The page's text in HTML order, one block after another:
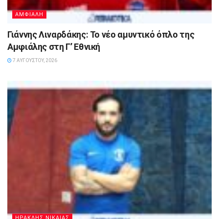
ΑΜΦΙΑΛΗ
Γιάννης Λιναρδάκης: Το νέο αμυντικό όπλο της
Αμφιάλης στη Γ’ Εθνική
7 ΑΥΓΟΎΣΤΟΥ, 2026